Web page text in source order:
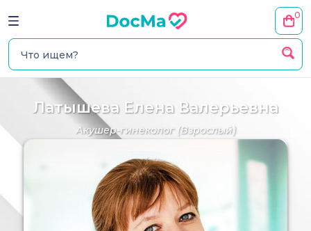
0
Латышева Елена Валерьевна
Акушер-гинеколог(Взрослый)